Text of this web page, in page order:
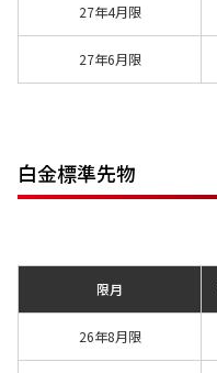
27年4月限
27年6月限
白金標準先物
限月
26年8月限